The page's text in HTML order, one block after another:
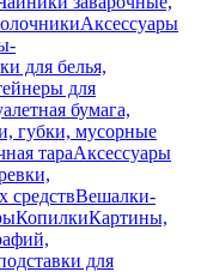
Аксессуары
для белья,
для
бумага,
губки, мусорные
тараАксессуары
средствВешалки-
КопилкиКартины,
для